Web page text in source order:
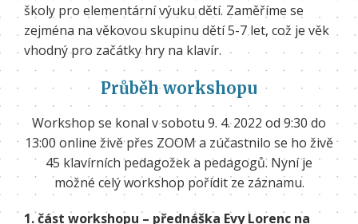
školy pro elementární výuku dětí. Zaměříme se
zejména na věkovou skupinu dětí 5-7 let, což je věk
vhodný pro začátky hry na klavír.
Průběh workshopu
Workshop se konal v sobotu 9. 4. 2022 od 9:30 do
13:00 online živě přes ZOOM a zúčastnilo se ho živě
45 klavírních pedagožek a pedagogů. Nyní je
možné celý workshop pořídit ze záznamu.
1. část workshopu – přednáška Evy Lorenc na